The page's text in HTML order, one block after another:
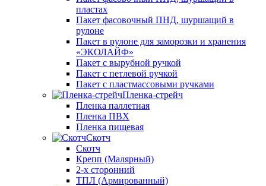
пластах
Пакет фасовочный ПНД, шуршащий в
рулоне
Пакет в рулоне для заморозки и хранения
«ЭКОЛАЙФ»
Пакет с вырубной ручкой
Пакет с петлевой ручкой
Пакет с пластмассовыми ручками
Пленка-стрейч
Пленка паллетная
Пленка ПВХ
Пленка пищевая
Скотч
Скотч
Крепп (Малярный)
2-х сторонний
ТПЛ (Армированный)